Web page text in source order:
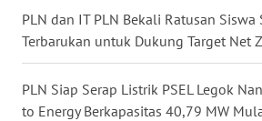
PLN dan IT PLN Bekali Ratusan Siswa
Terbarukan untuk Dukung Target Net
PLN Siap Serap Listrik PSEL Legok
to Energy Berkapasitas 40,79 MW
WN
KALBAR